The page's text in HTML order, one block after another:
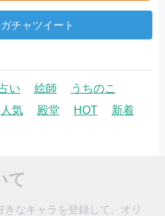
チャツイート
い 絵師
うちのこ
人気 殿堂 HOT 新着
て
なキャラを登録して、オリ